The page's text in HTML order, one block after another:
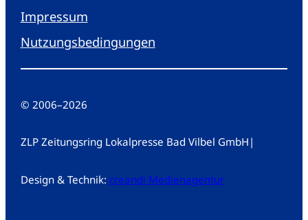
Impressum
Nutzungsbedingungen
© 2006–2026
ZLP Zeitungsring Lokalpresse Bad Vilbel GmbH |
Design & Technik: creandi Medienagentur